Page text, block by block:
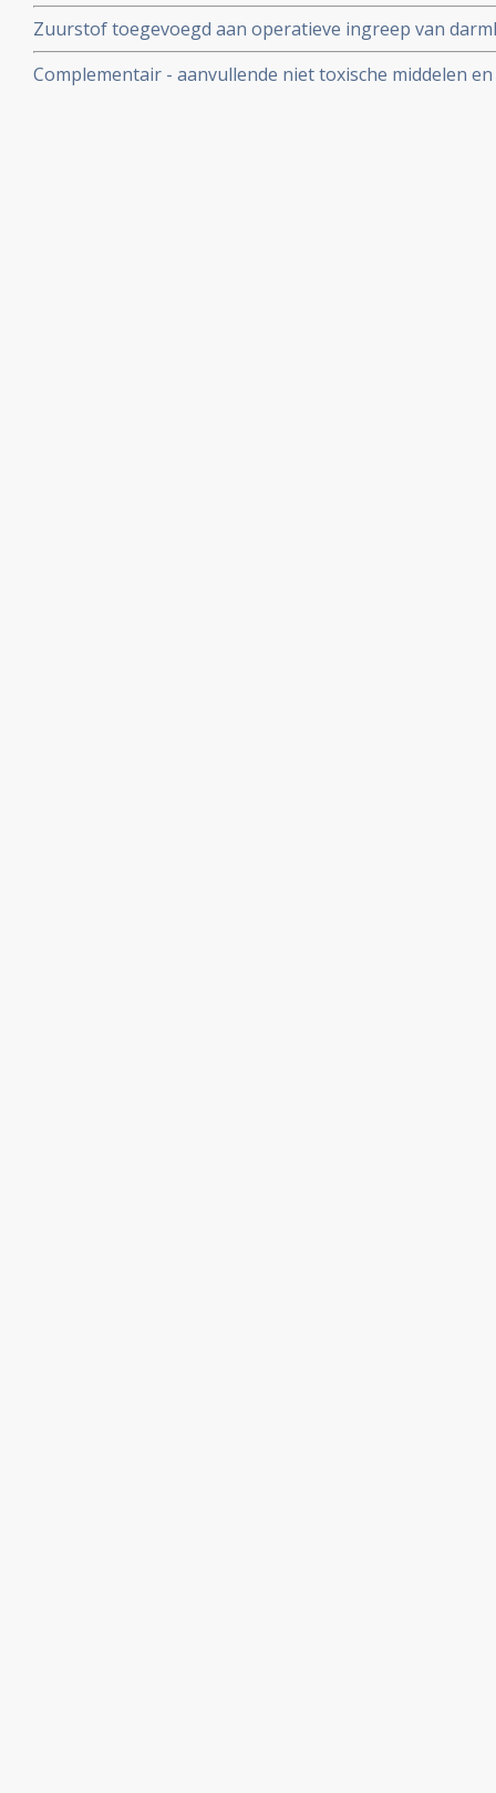
Zuurstof toegevoegd aan operatieve ingreep van
vermindert de kans op wondinfecties met meer dan de
Complementair - aanvullende niet toxische middelen